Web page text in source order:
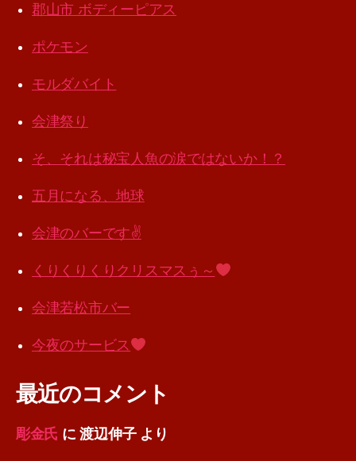
郡山市 ボディーピアス
ポケモン
モルダバイト
会津祭り
そ、それは秘宝人魚の涙ではないか！？
五月になる、地球
会津のバーです✌️
くりくりくりクリスマスぅ～
会津若松市バー
今夜のサービス
最近のコメント
彫金氏 に渡辺伸子より